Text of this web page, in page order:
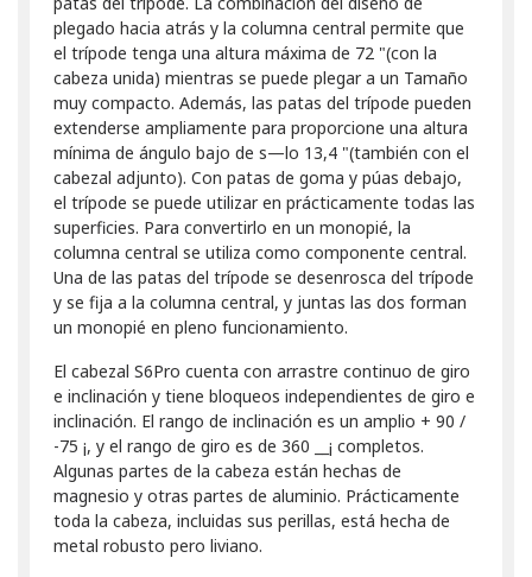
plegado hacia atrás y la columna central permite que
el trípode tenga una altura máxima de 72 "(con la
cabeza unida) mientras se puede plegar a un Tamaño
muy compacto. Además, las patas del trípode pueden
extenderse ampliamente para proporcione una altura
mínima de ángulo bajo de s—lo 13,4 "(también con el
cabezal adjunto). Con patas de goma y púas debajo,
el trípode se puede utilizar en prácticamente todas las
superficies. Para convertirlo en un monopié, la
columna central se utiliza como componente central.
Una de las patas del trípode se desenrosca del trípode
y se fija a la columna central, y juntas las dos forman
un monopié en pleno funcionamiento.
El cabezal S6Pro cuenta con arrastre continuo de giro
e inclinación y tiene bloqueos independientes de giro e
inclinación. El rango de inclinación es un amplio + 90 /
-75 ¡, y el rango de giro es de 360 __¡ completos.
Algunas partes de la cabeza están hechas de
magnesio y otras partes de aluminio. Prácticamente
toda la cabeza, incluidas sus perillas, está hecha de
metal robusto pero liviano.